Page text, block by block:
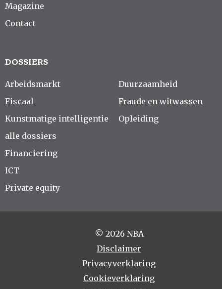
Magazine
Contact
DOSSIERS
Arbeidsmarkt
Fiscaal
Kunstmatige intelligentie
alle dossiers
Duurzaamheid
Fraude en witwassen
Opleiding
Financiering
ICT
Private equity
© 2026 NBA
Disclaimer
Privacyverklaring
Cookieverklaring